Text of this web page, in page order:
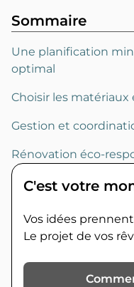
Sommaire
Une planification
optimal
Choisir les
Gestion et
Rénovation éco-
C'est votre
Vos idées
Le projet de vos